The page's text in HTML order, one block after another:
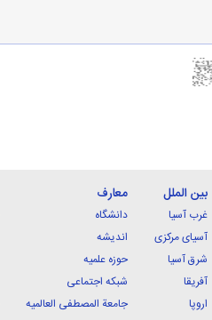
بین الملل
غرب آسیا
آسیای مرکزی
شرق آسیا
آفریقا
اروپا
معارف
دانشگاه
اندیشه
حوزه علمیه
شبکه اجتماعی
جامعة المصطفی العالمیه